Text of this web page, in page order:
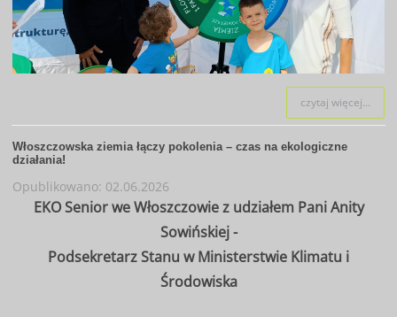
czytaj więcej...
Włoszczowska ziemia łączy pokolenia – czas na ekologiczne
działania!
Opublikowano: 02.06.2026
EKO Senior we Włoszczowie z udziałem Pani Anity
Sowińskiej -
Podsekretarz Stanu w Ministerstwie Klimatu i
Środowiska